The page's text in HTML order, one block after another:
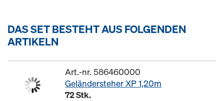
DAS SET BESTEHT AUS FOLGENDEN
ARTIKELN
Art.-nr. 586460000
Geländersteher XP 1,20m
72 Stk.